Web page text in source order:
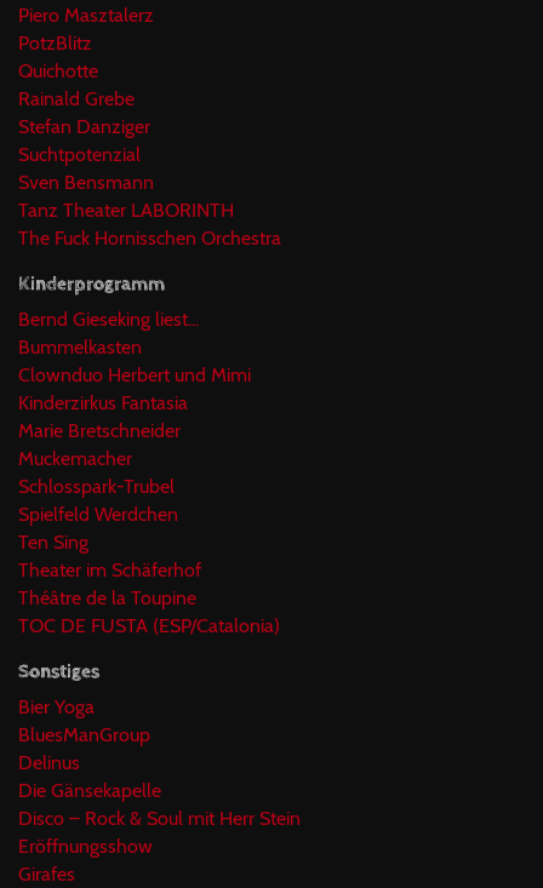
Piero Masztalerz
PotzBlitz
Quichotte
Rainald Grebe
Stefan Danziger
Suchtpotenzial
Sven Bensmann
Tanz Theater LABORINTH
The Fuck Hornisschen Orchestra
Kinderprogramm
Bernd Gieseking liest...
Bummelkasten
Clownduo Herbert und Mimi
Kinderzirkus Fantasia
Marie Bretschneider
Muckemacher
Schlosspark-Trubel
Spielfeld Werdchen
Ten Sing
Theater im Schäferhof
Théâtre de la Toupine
TOC DE FUSTA (ESP/Catalonia)
Sonstiges
Bier Yoga
BluesManGroup
Delinus
Die Gänsekapelle
Disco – Rock & Soul mit Herr Stein
Eröffnungsshow
Girafes